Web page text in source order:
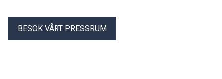
BESÖK VÅRT PRESSRUM